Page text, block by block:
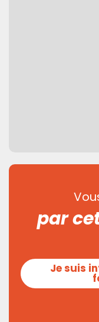
par
Je suis